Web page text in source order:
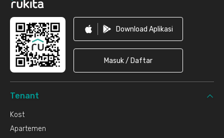
Download Aplikasi
Masuk / Daftar
Tenant
Kost
Apartemen